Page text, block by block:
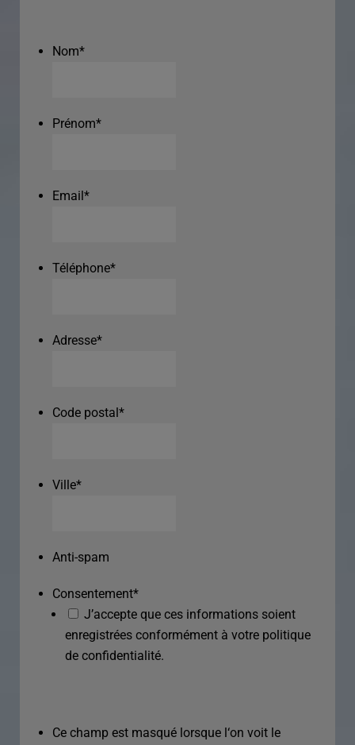
Nom*
Prénom*
Email*
Téléphone*
Adresse*
Code postal*
Ville*
Anti-spam
Consentement*
J’accepte que ces informations soient
enregistrées conformément à votre politique
de confidentialité.
Ce champ est masqué lorsque l‘on voit le